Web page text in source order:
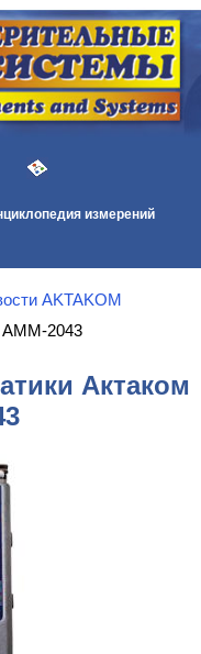
измерений
AKTAKOM
АММ-2043
Актаком